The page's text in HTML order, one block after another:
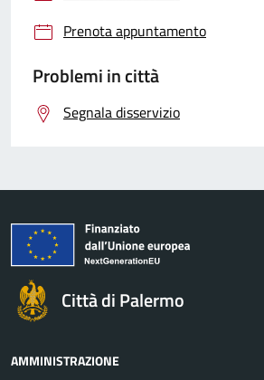
Prenota appuntamento
Problemi in città
Segnala disservizio
Città di Palermo
AMMINISTRAZIONE